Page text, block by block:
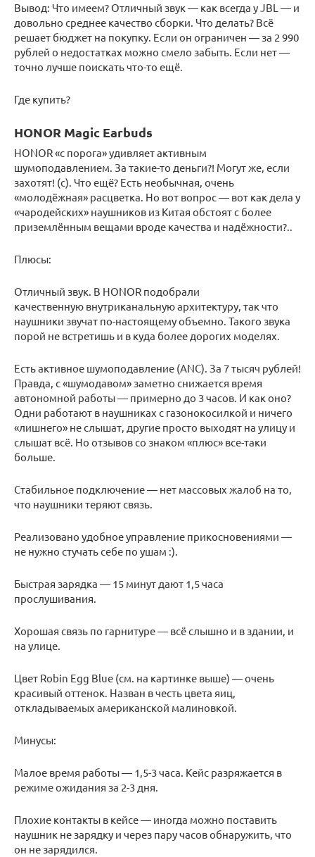
Вывод: Что имеем? Отличный звук — как всегда у JBL — и
довольно среднее качество сборки. Что делать? Всё
решает бюджет на покупку. Если он ограничен — за 2 990
рублей о недостатках можно смело забыть. Если нет —
точно лучше поискать что-то ещё.
Где купить?
HONOR Magic Earbuds
HONOR «с порога» удивляет активным
шумоподавлением. За такие-то деньги?! Могут же, если
захотят! (с). Что ещё? Есть необычная, очень
«молодёжная» расцветка. Но вот вопрос — вот как дела у
«чародейских» наушников из Китая обстоят с более
приземлённым вещами вроде качества и надёжности?..
Плюсы:
Отличный звук. В HONOR подобрали
качественную внутриканальную архитектуру, так что
наушники звучат по-настоящему объемно. Такого звука
порой не встретишь и в куда более дорогих моделях.
Есть активное шумоподавление (ANC). За 7 тысяч рублей!
Правда, с «шумодавом» заметно снижается время
автономной работы — примерно до 3 часов. И как оно?
Одни работают в наушниках с газонокосилкой и ничего
«лишнего» не слышат, другие просто выходят на улицу и
слышат всё. Но отзывов со знаком «плюс» все-таки
больше.
Стабильное подключение — нет массовых жалоб на то,
что наушники теряют связь.
Реализовано удобное управление прикосновениями —
не нужно стучать себе по ушам :).
Быстрая зарядка — 15 минут дают 1,5 часа
прослушивания.
Хорошая связь по гарнитуре — всё слышно и в здании, и
на улице.
Цвет Robin Egg Blue (см. на картинке выше) — очень
красивый оттенок. Назван в честь цвета яиц,
откладываемых американской малиновкой.
Минусы:
Малое время работы — 1,5-3 часа. Кейс разряжается в
режиме ожидания за 2-3 дня.
Плохие контакты в кейсе — иногда можно поставить
наушник не зарядку и через пару часов обнаружить, что
он не зарядился.